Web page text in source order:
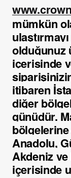
mümkün
olduğunuz
içerisinde
itibaren
diğer
günüdür.
Anadolu,
Akdeniz ve
içerisinde